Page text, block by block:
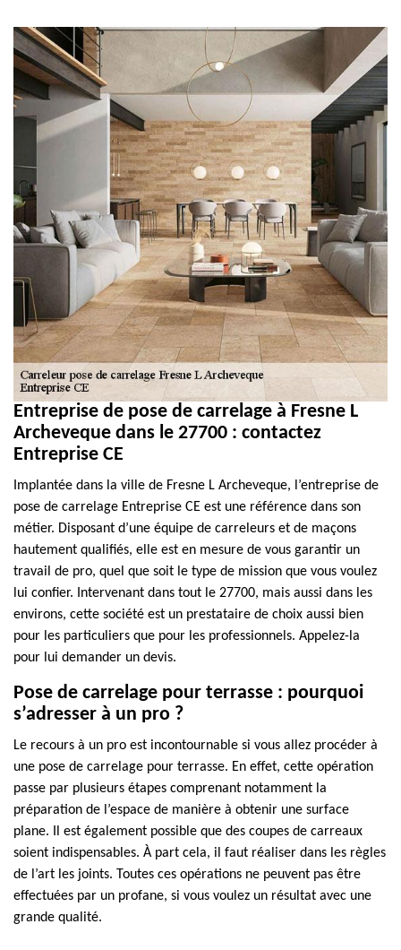
Entreprise de pose de carrelage à Fresne L
Archeveque dans le 27700 : contactez
Entreprise CE
Implantée dans la ville de Fresne L Archeveque, l’entreprise de
pose de carrelage Entreprise CE est une référence dans son
métier. Disposant d’une équipe de carreleurs et de maçons
hautement qualifiés, elle est en mesure de vous garantir un
travail de pro, quel que soit le type de mission que vous voulez
lui confier. Intervenant dans tout le 27700, mais aussi dans les
environs, cette société est un prestataire de choix aussi bien
pour les particuliers que pour les professionnels. Appelez-la
pour lui demander un devis.
Pose de carrelage pour terrasse : pourquoi
s’adresser à un pro ?
Le recours à un pro est incontournable si vous allez procéder à
une pose de carrelage pour terrasse. En effet, cette opération
passe par plusieurs étapes comprenant notamment la
préparation de l’espace de manière à obtenir une surface
plane. Il est également possible que des coupes de carreaux
soient indispensables. À part cela, il faut réaliser dans les règles
de l’art les joints. Toutes ces opérations ne peuvent pas être
effectuées par un profane, si vous voulez un résultat avec une
grande qualité.